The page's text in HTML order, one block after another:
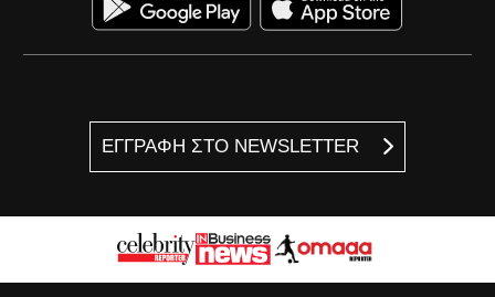
ΕΓΓΡΑΦΗ ΣΤΟ NEWSLETTER